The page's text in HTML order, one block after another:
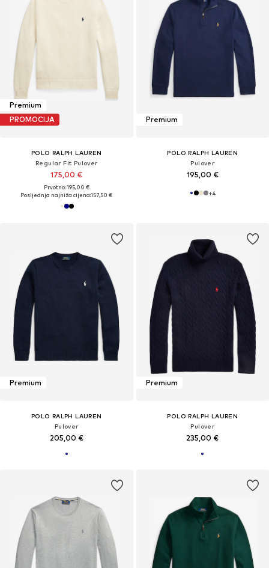
Premium
PROMOCIJA
POLO RALPH LAUREN
Regular Fit Pulover
175,00 €
Prvotno: 195,00 €
Posljednja najniža cijena:157,50 €
Premium
POLO RALPH LAUREN
Pulover
195,00 €
+4
Premium
POLO RALPH LAUREN
Pulover
205,00 €
Premium
POLO RALPH LAUREN
Pulover
235,00 €